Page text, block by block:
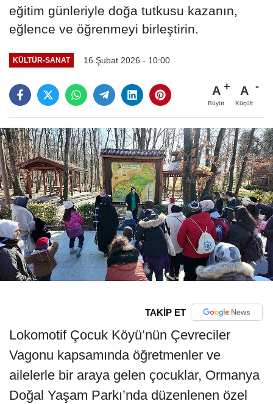
eğitim günleriyle doğa tutkusu kazanın,
eğlence ve öğrenmeyi birleştirin.
KÜLTÜR-SANAT 16 Şubat 2026 - 10:00
A
Büyüt
A
Küçült
TAKİP ET
Lokomotif Çocuk Köyü’nün Çevreciler
Vagonu kapsamında öğretmenler ve
ailelerle bir araya gelen çocuklar, Ormanya
Doğal Yaşam Parkı’nda düzenlenen özel